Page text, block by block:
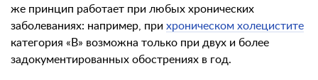
же принцип работает при любых хронических
заболеваниях: например, при хроническом холецистите
категория «В» возможна только при двух и более
задокументированных обострениях в год.